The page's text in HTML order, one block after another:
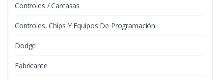
Controles / Carcasas
Controles, Chips Y Equipos De Programación
Dodge
Fabricante